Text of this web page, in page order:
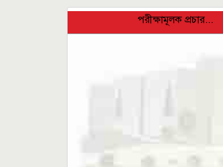
পরীক্ষামূলক প্রচার...